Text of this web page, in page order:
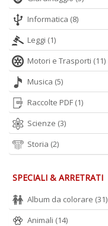
Informatica (8)
Leggi (1)
Motori e Trasporti (11)
Musica (5)
Raccolte PDF (1)
Scienze (3)
Storia (2)
SPECIALI & ARRETRATI
Album da colorare (31)
Animali (14)